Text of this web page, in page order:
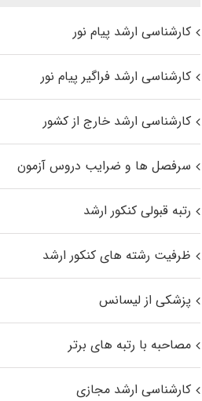
کارشناسی ارشد پیام نور
کارشناسی ارشد فراگیر پیام نور
کارشناسی ارشد خارج از کشور
سرفصل ها و ضرایب دروس آزمون
رتبه قبولی کنکور ارشد
ظرفیت رشته های کنکور ارشد
پزشکی از لیسانس
مصاحبه با رتبه های برتر
کارشناسی ارشد مجازی